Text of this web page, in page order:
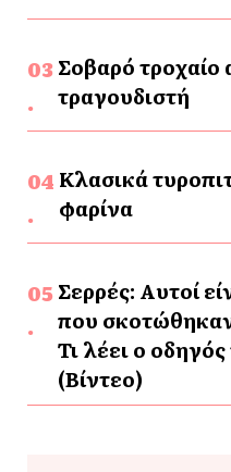
Σοβαρό τροχαίο
τραγουδιστή
Κλασικά
φαρίνα
Σερρές: Αυτοί
που
Τι λέει ο
(Βίντεο)